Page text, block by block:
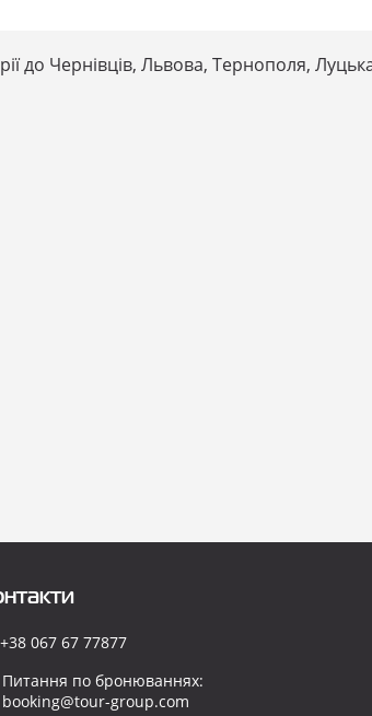
до Чернівців, Львова, Тернополя,
+38 067 67 77877
Питання по бронюваннях:
booking@tour-group.com